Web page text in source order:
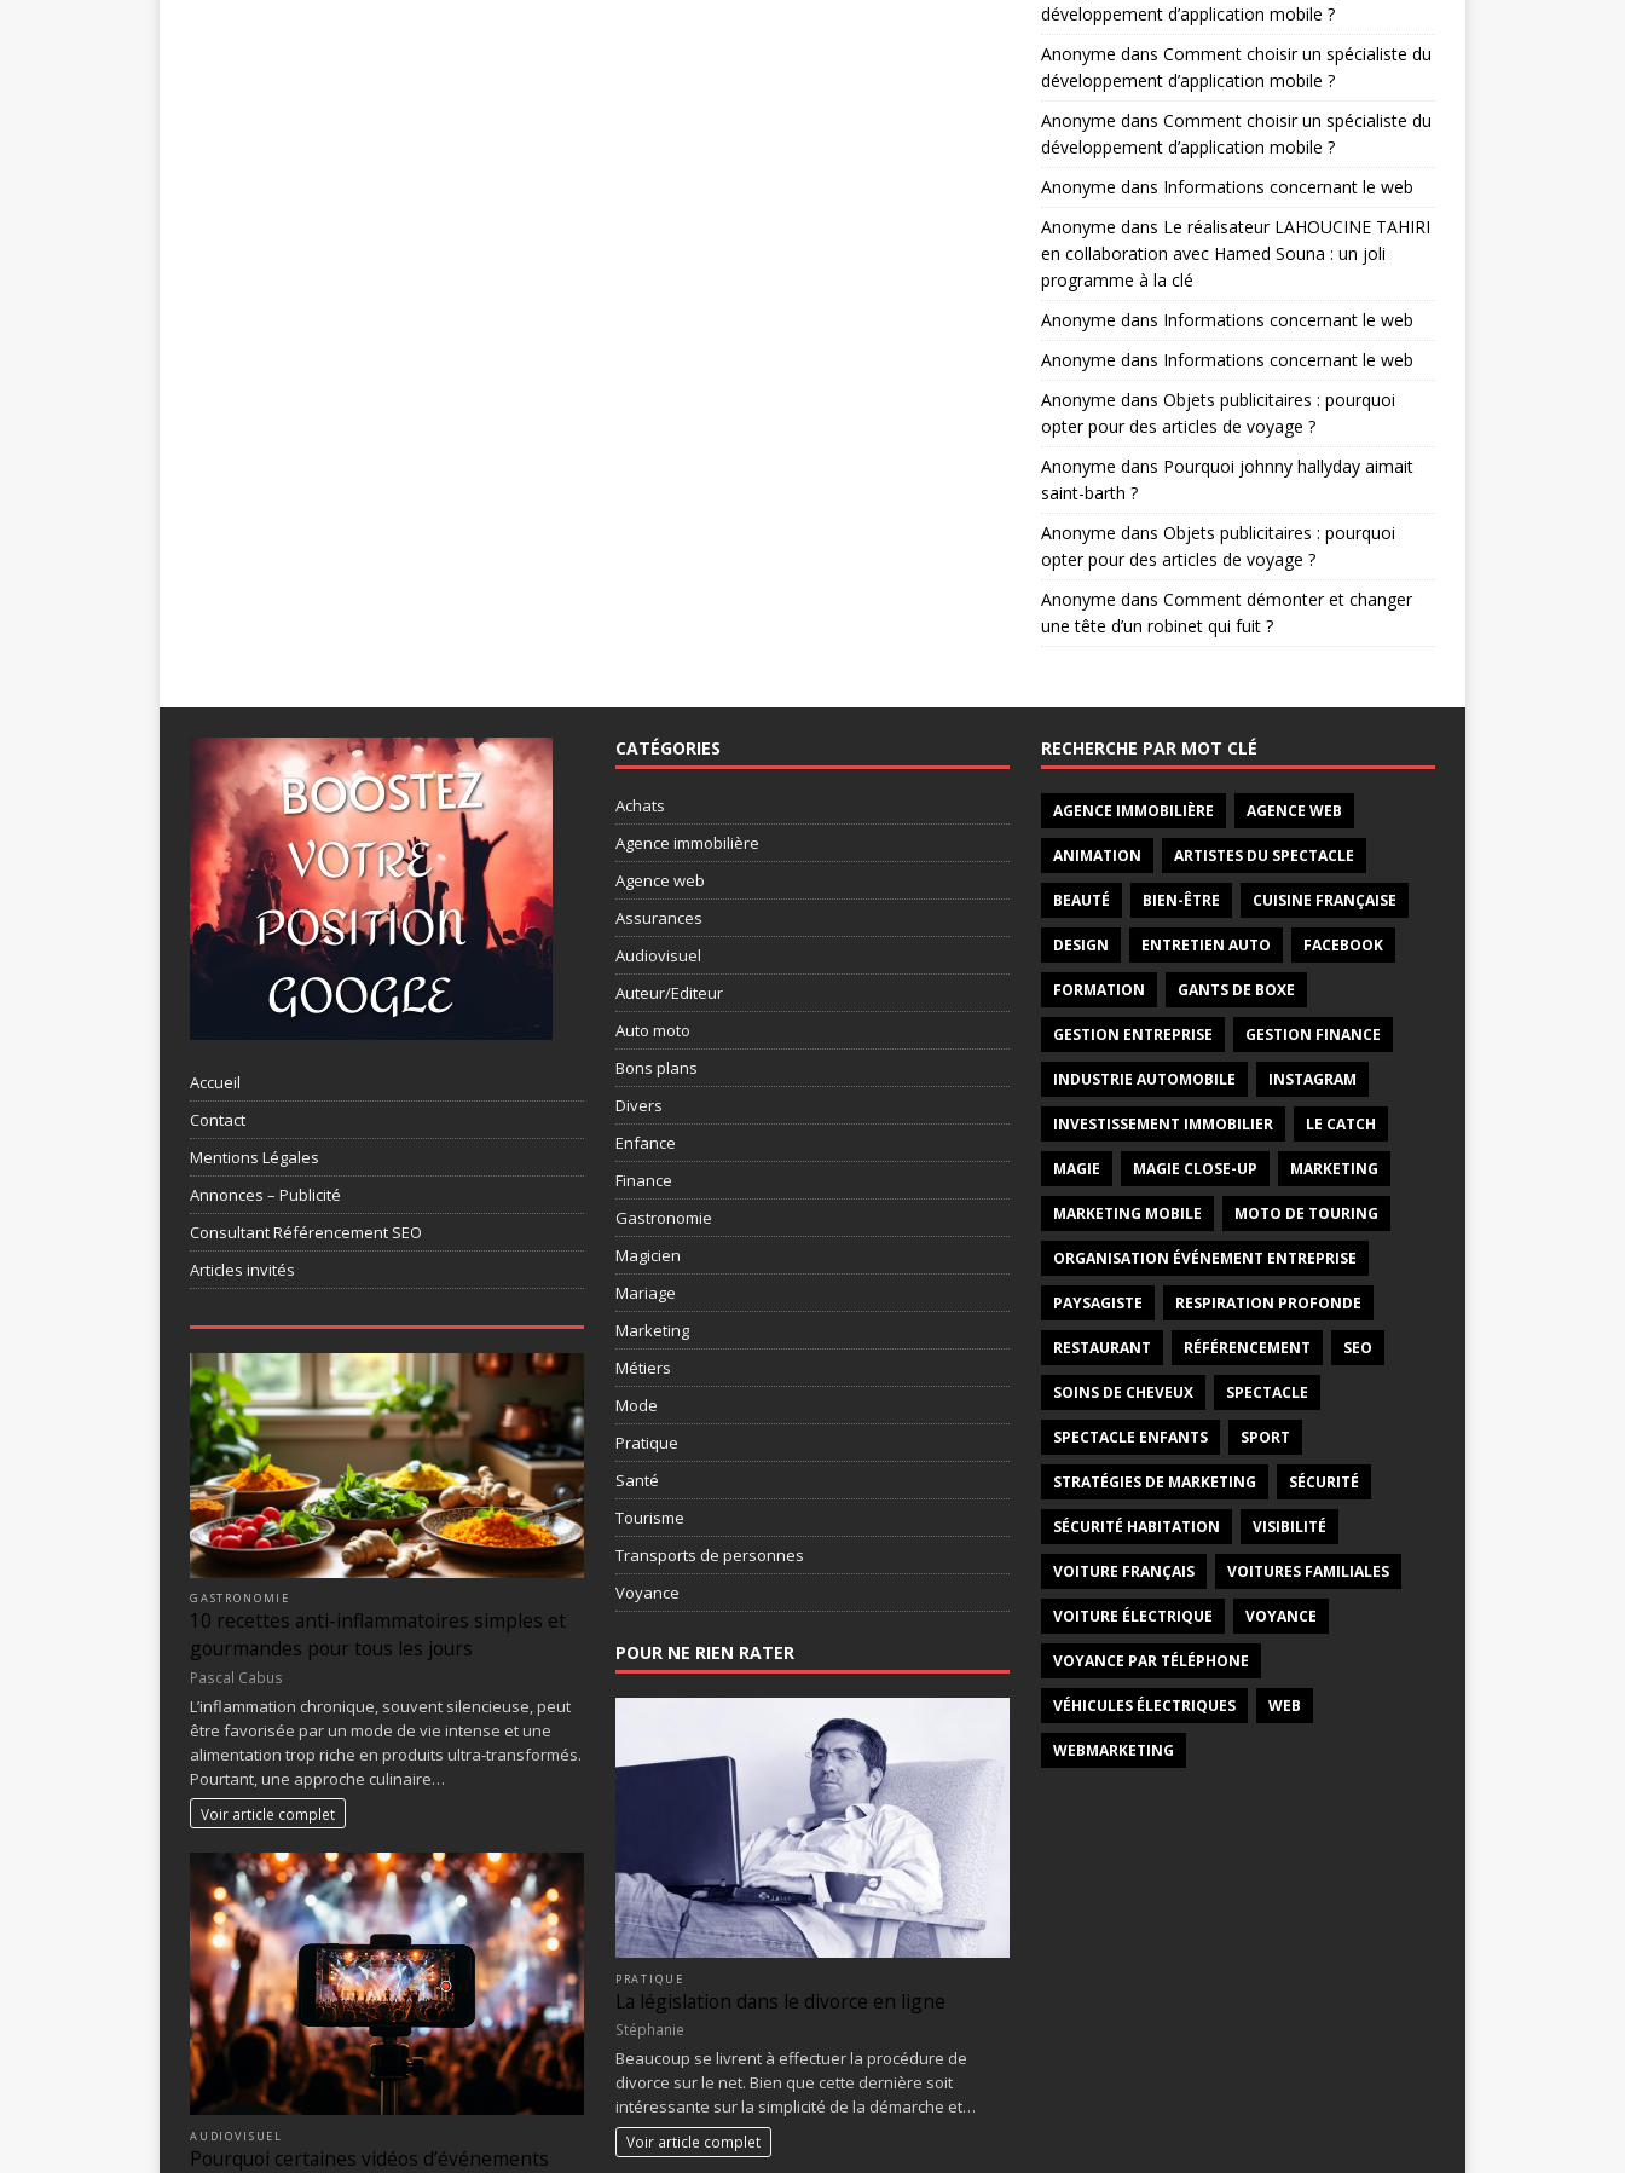
développement d’application mobile ?
Anonyme dans Comment choisir un spécialiste du
développement d’application mobile ?
Anonyme dans Comment choisir un spécialiste du
développement d’application mobile ?
Anonyme dans Informations concernant le web
Anonyme dans Le réalisateur LAHOUCINE TAHIRI
en collaboration avec Hamed Souna : un joli
programme à la clé
Anonyme dans Informations concernant le web
Anonyme dans Informations concernant le web
Anonyme dans Objets publicitaires : pourquoi
opter pour des articles de voyage ?
Anonyme dans Pourquoi johnny hallyday aimait
saint-barth ?
Anonyme dans Objets publicitaires : pourquoi
opter pour des articles de voyage ?
Anonyme dans Comment démonter et changer
une tête d’un robinet qui fuit ?
Accueil
Contact
Mentions Légales
Annonces – Publicité
Consultant Référencement SEO
Articles invités
GASTRONOMIE
10 recettes anti-inflammatoires simples et
gourmandes pour tous les jours
Pascal Cabus
L’inflammation chronique, souvent silencieuse, peut
être favorisée par un mode de vie intense et une
alimentation trop riche en produits ultra-transformés.
Pourtant, une approche culinaire…
Voir article complet
AUDIOVISUEL
Pourquoi certaines vidéos d’événements
CATÉGORIES
Achats
Agence immobilière
Agence web
Assurances
Audiovisuel
Auteur/Editeur
Auto moto
Bons plans
Divers
Enfance
Finance
Gastronomie
Magicien
Mariage
Marketing
Métiers
Mode
Pratique
Santé
Tourisme
Transports de personnes
Voyance
POUR NE RIEN RATER
PRATIQUE
La législation dans le divorce en ligne
Stéphanie
Beaucoup se livrent à effectuer la procédure de
divorce sur le net. Bien que cette dernière soit
intéressante sur la simplicité de la démarche et…
Voir article complet
RECHERCHE PAR MOT CLÉ
AGENCE IMMOBILIÈRE AGENCE WEB
ANIMATION ARTISTES DU SPECTACLE
BEAUTÉ BIEN-ÊTRE CUISINE FRANÇAISE
DESIGN ENTRETIEN AUTO FACEBOOK
FORMATION GANTS DE BOXE
GESTION ENTREPRISE GESTION FINANCE
INDUSTRIE AUTOMOBILE INSTAGRAM
INVESTISSEMENT IMMOBILIER LE CATCH
MAGIE MAGIE CLOSE-UP MARKETING
MARKETING MOBILE MOTO DE TOURING
ORGANISATION ÉVÉNEMENT ENTREPRISE
PAYSAGISTE RESPIRATION PROFONDE
RESTAURANT RÉFÉRENCEMENT SEO
SOINS DE CHEVEUX SPECTACLE
SPECTACLE ENFANTS SPORT
STRATÉGIES DE MARKETING SÉCURITÉ
SÉCURITÉ HABITATION VISIBILITÉ
VOITURE FRANÇAIS VOITURES FAMILIALES
VOITURE ÉLECTRIQUE VOYANCE
VOYANCE PAR TÉLÉPHONE
VÉHICULES ÉLECTRIQUES WEB
WEBMARKETING